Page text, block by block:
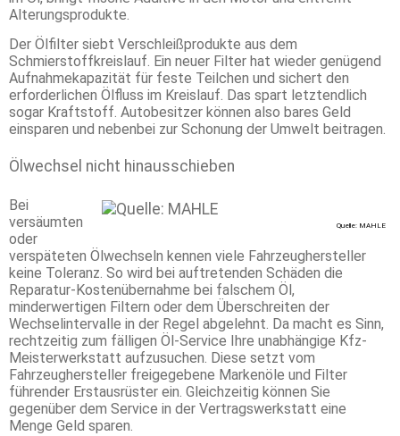
Alterungsprodukte.
Der Ölfilter siebt Verschleißprodukte aus dem
Schmierstoffkreislauf. Ein neuer Filter hat wieder genügend
Aufnahmekapazität für feste Teilchen und sichert den
erforderlichen Ölfluss im Kreislauf. Das spart letztendlich
sogar Kraftstoff. Autobesitzer können also bares Geld
einsparen und nebenbei zur Schonung der Umwelt beitragen.
Ölwechsel nicht hinausschieben
Quelle: MAHLE
Bei
versäumten
oder
verspäteten Ölwechseln kennen viele Fahrzeughersteller
keine Toleranz. So wird bei auftretenden Schäden die
Reparatur-Kostenübernahme bei falschem Öl,
minderwertigen Filtern oder dem Überschreiten der
Wechselintervalle in der Regel abgelehnt. Da macht es Sinn,
rechtzeitig zum fälligen Öl-Service Ihre unabhängige Kfz-
Meisterwerkstatt aufzusuchen. Diese setzt vom
Fahrzeughersteller freigegebene Markenöle und Filter
führender Erstausrüster ein. Gleichzeitig können Sie
gegenüber dem Service in der Vertragswerkstatt eine
Menge Geld sparen.